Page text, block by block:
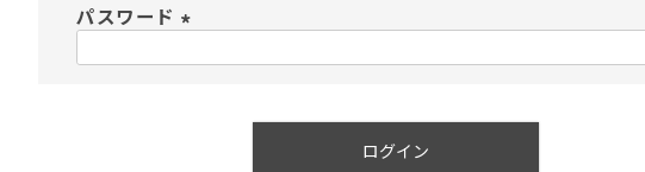
パスワード
ログイン